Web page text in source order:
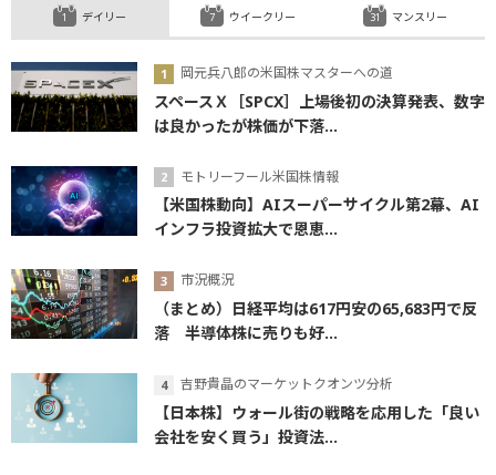
デイリー
岡元兵八郎の米国株マスターへの道
スペースＸ［SPCX］上場後初の決算発表、数字
は良かったが株価が下落...
モトリーフール米国株情報
【米国株動向】AIスーパーサイクル第2幕、AI
インフラ投資拡大で恩恵...
市況概況
（まとめ）日経平均は617円安の65,683円で反
落 半導体株に売りも好...
吉野貴晶のマーケットクオンツ分析
【日本株】ウォール街の戦略を応用した「良い
会社を安く買う」投資法...
ウイークリー マンスリー